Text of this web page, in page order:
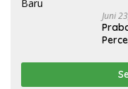
Juni